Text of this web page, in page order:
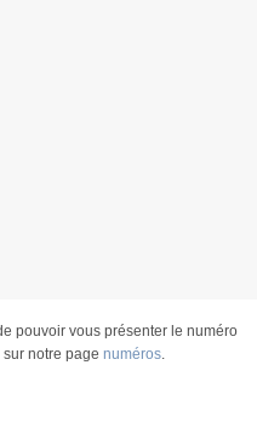
pouvoir vous présenter le numéro
notre page numéros.